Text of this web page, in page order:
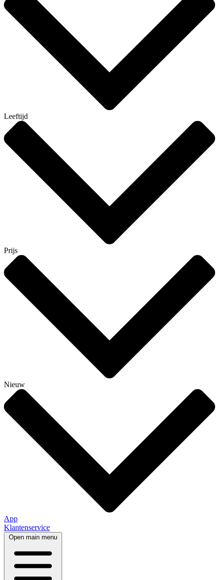
Leeftijd
Prijs
Nieuw
App
Klantenservice
Open main menu